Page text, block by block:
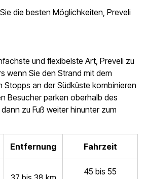
die besten Möglichkeiten, Preveli
und flexibelste Art, Preveli zu
wenn Sie den Strand mit dem
Stopps an der Südküste kombinieren
Besucher parken oberhalb des
zu Fuß weiter hinunter zum
Entfernung Fahrzeit
45 bis 55